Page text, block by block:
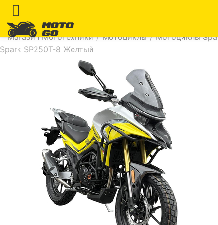
Магазин Мототехники / Мотоциклы / Мотоциклы
Spark SP250T-8 Желтый